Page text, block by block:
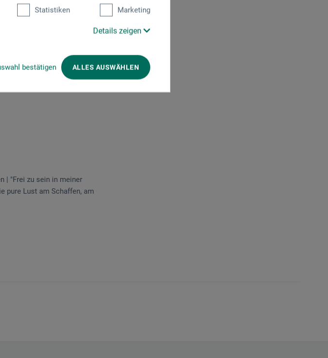
Statistiken Marketing
Details zeigen
bestätigen ALLES AUSWÄHLEN
lernen stilles oder wildes
Techniken zu
| "Frei zu sein in meiner
pure Lust am Schaffen, am